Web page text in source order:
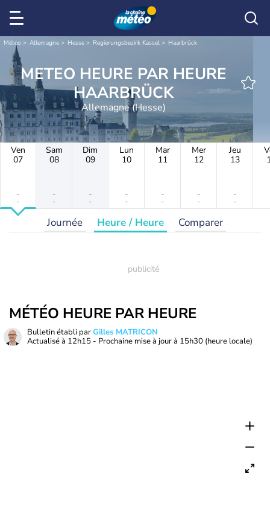
Météo Allemagne Hesse Regierungsbezirk Kassel Haarbrück
METEO HEURE PAR HEURE
HAARBRÜCK
Allemagne (Hesse)
Ven
07
-
-
Sam
08
-
-
Dim
09
-
-
Lun
10
-
-
Mar
11
-
-
Mer
12
-
-
Jeu
13
-
-
Journée Heure / Heure Comparer
MÉTÉO HEURE PAR HEURE
Bulletin établi parGilles MATRICON
Actualisé à 12h15 - Prochaine mise à jour à 15h30 (heure locale)